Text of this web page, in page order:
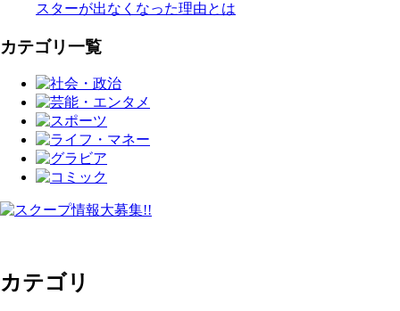
スターが出なくなった理由とは
カテゴリ一覧
カテゴリ